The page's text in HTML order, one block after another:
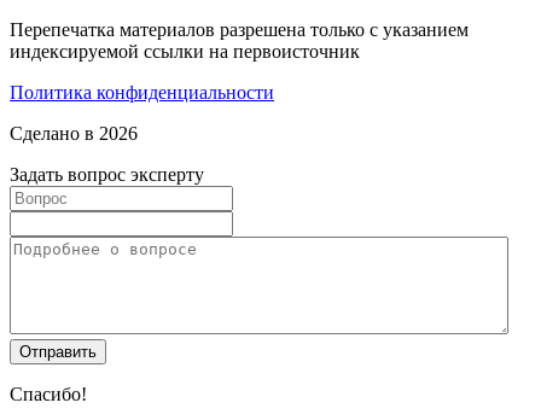
Перепечатка материалов разрешена только с указанием
индексируемой ссылки на первоисточник
Политика конфиденциальности
Сделано в 2026
Задать вопрос эксперту
Спасибо!